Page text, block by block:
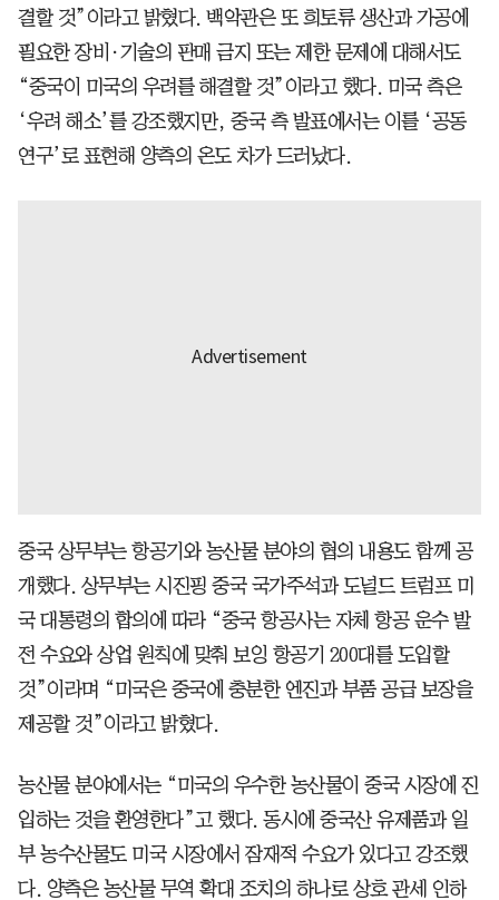
결할 것”이라고 밝혔다. 백악관은 또 희토류 생산과 가공에
필요한 장비·기술의 판매 금지 또는 제한 문제에 대해서도
“중국이 미국의 우려를 해결할 것”이라고 했다. 미국 측은
‘우려 해소’를 강조했지만, 중국 측 발표에서는 이를 ‘공동
연구’로 표현해 양측의 온도 차가 드러났다.
중국 상무부는 항공기와 농산물 분야의 협의 내용도 함께 공
개했다. 상무부는 시진핑 중국 국가주석과 도널드 트럼프 미
국 대통령의 합의에 따라 “중국 항공사는 자체 항공 운수 발
전 수요와 상업 원칙에 맞춰 보잉 항공기 200대를 도입할
것”이라며 “미국은 중국에 충분한 엔진과 부품 공급 보장을
제공할 것”이라고 밝혔다.
농산물 분야에서는 “미국의 우수한 농산물이 중국 시장에 진
입하는 것을 환영한다”고 했다. 동시에 중국산 유제품과 일
부 농수산물도 미국 시장에서 잠재적 수요가 있다고 강조했
다. 양측은 농산물 무역 확대 조치의 하나로 상호 관세 인하